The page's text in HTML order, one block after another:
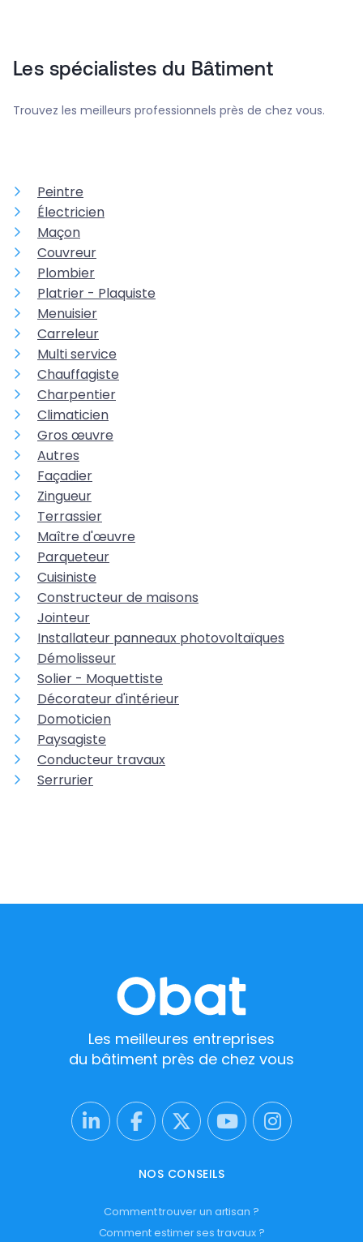
Les spécialistes du Bâtiment
Trouvez les meilleurs professionnels près de chez vous.
Peintre
Électricien
Maçon
Couvreur
Plombier
Platrier - Plaquiste
Menuisier
Carreleur
Multi service
Chauffagiste
Charpentier
Climaticien
Gros œuvre
Autres
Façadier
Zingueur
Terrassier
Maître d'œuvre
Parqueteur
Cuisiniste
Constructeur de maisons
Jointeur
Installateur panneaux photovoltaïques
Démolisseur
Solier - Moquettiste
Décorateur d'intérieur
Domoticien
Paysagiste
Conducteur travaux
Serrurier
Les meilleures entreprises
du bâtiment près de chez vous
NOS CONSEILS
Comment trouver un artisan ?
Comment estimer ses travaux ?